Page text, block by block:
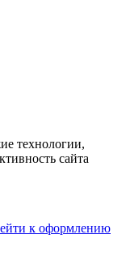
технологии,
сайта
к оформлению